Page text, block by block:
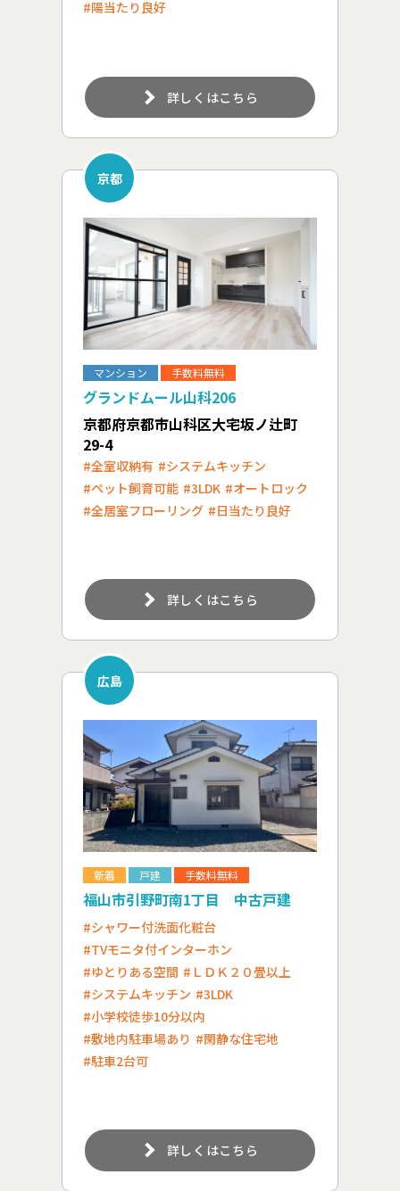
#陽当たり良好
詳しくはこちら
京都
マンション 手数料無料
グランドムール山科206
京都府京都市山科区大宅坂ノ辻町
29-4
#全室収納有 #システムキッチン
#ペット飼育可能 #3LDK #オートロック
#全居室フローリング #日当たり良好
詳しくはこちら
広島
新着 戸建 手数料無料
福山市引野町南1丁目 中古戸建
#シャワー付洗面化粧台
#TVモニタ付インターホン
#ゆとりある空間 #ＬＤＫ２０畳以上
#システムキッチン #3LDK
#小学校徒歩10分以内
#敷地内駐車場あり #閑静な住宅地
#駐車2台可
詳しくはこちら